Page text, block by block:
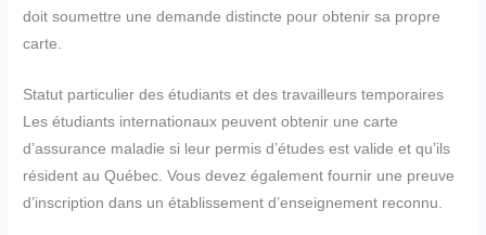
doit soumettre une demande distincte pour obtenir sa propre
carte.
Statut particulier des étudiants et des travailleurs temporaires
Les étudiants internationaux peuvent obtenir une carte
d’assurance maladie si leur permis d’études est valide et qu’ils
résident au Québec. Vous devez également fournir une preuve
d’inscription dans un établissement d’enseignement reconnu.